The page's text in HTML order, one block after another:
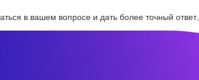
в вашем вопросе и дать более точный ответ.